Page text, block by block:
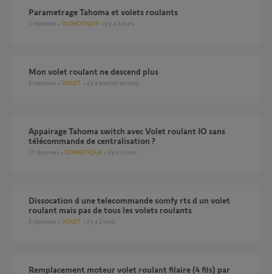
Parametrage Tahoma et volets roulants
3 réponses DOMOTIQUE il y a 2 jours
mon volet roulant ne descend plus
3 réponses VOLET il y a environ un mois
Appairage Tahoma switch avec Volet roulant IO sans
télécommande de centralisation ?
17 réponses DOMOTIQUE il y a 2 mois
dissocation d une telecommande somfy rts d un volet
roulant mais pas de tous les volets roulants
5 réponses VOLET il y a 2 mois
Remplacement moteur volet roulant filaire (4 fils) par